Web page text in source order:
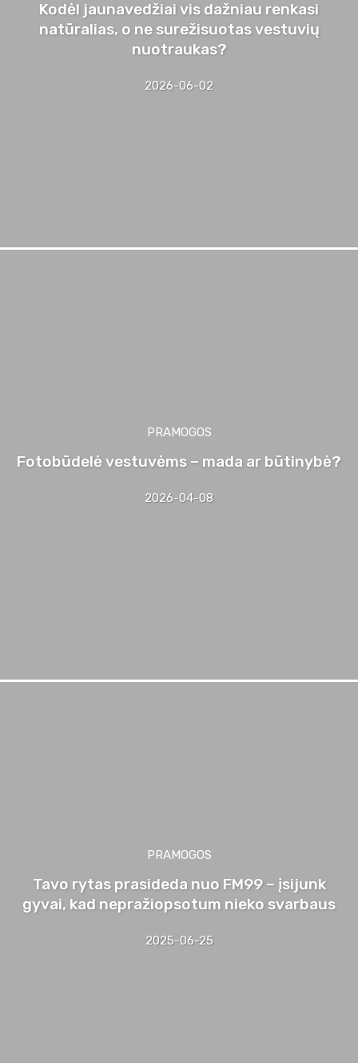
Kodėl jaunavedžiai vis dažniau renkasi
natūralias, o ne surežisuotas vestuvių
nuotraukas?
2026-06-02
PRAMOGOS
Fotobūdelė vestuvėms – mada ar būtinybė?
2026-04-08
PRAMOGOS
Tavo rytas prasideda nuo FM99 – įsijunk
gyvai, kad nepražiopsotum nieko svarbaus
2025-06-25